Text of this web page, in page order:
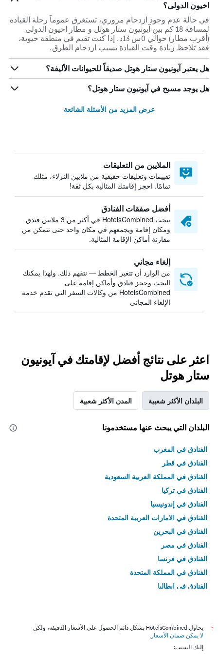
اخيون الدولى؟
في حالة عدم وجود ازدحام مروري، تستغرق عموماً رحلة القيادة
لمسافة 18 كم بين آيونيون ستار هوتل و مطار اخيون الدولى
(أقرب مطار) حوالي 0س 13د. إذا كنت تقيم في منطقة حيوية،
فقد تلاحظ زيادة وقت القيادة بسبب ازدحام الطرق.
هل يعتبر آيونيون ستار هوتل صديقاً للحيوانات الأليفة؟
هل يوجد مسبح في آيونيون ستار هوتل؟
عرض المزيد من الأسئلة الشائعة
الملايين من التعليقات
تقييمات وتعليقات حقيقية من ملايين النزلاء، مثلك
تمامًا. احجز إقامتك المثالية بكل ثقة!
أفضل صفقات الفنادق
يبحث HotelsCombined في أكثر من 3 ملايين فندق
ومكان إقامة ويجمعهم في مكان واحد حتى تتمكن من
مقارنة أماكن الإقامة المثالية.
إلغاء مجاني
من الوارد أن تتغير الخطط — نتفهم ذلك. ولهذا يمكنك
البحث وحجز فنادق وأماكن إقامة على
HotelsCombined من وكالات السفر التي تقدم خدمة
الإلغاء المجاني
اعثر على نتائج أفضل لإقامتك في آيونيون
ستار هوتل
البلدان الأكثر شعبية المدن الأكثر شعبية
البلدان التي يبحث عنها مستخدمونا
الفنادق في المغرب
الفنادق في قطر
الفنادق في المملكة العربية السعودية
الفنادق في تركيا
الفنادق في إندونيسيا
الفنادق في الامارات العربية المتحدة
الفنادق في البحرين
الفنادق في مصر
الفنادق في فرنسا
الفنادق في المملكة المتحدة
الفنادق في إيطاليا
*
يحاول HotelsCombined بشكل دائم الحصول على الأسعار الدقيقة، ولكن
لا يمكن ضمان الأسعار .
إليك السبب: